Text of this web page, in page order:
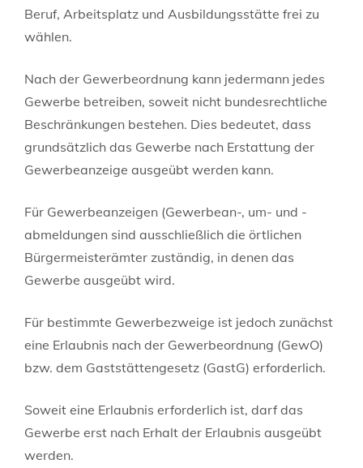
Beruf, Arbeitsplatz und Ausbildungsstätte frei zu
wählen.
Nach der Gewerbeordnung kann jedermann jedes
Gewerbe betreiben, soweit nicht bundesrechtliche
Beschränkungen bestehen. Dies bedeutet, dass
grundsätzlich das Gewerbe nach Erstattung der
Gewerbeanzeige ausgeübt werden kann.
Für Gewerbeanzeigen (Gewerbean-, um- und -
abmeldungen sind ausschließlich die örtlichen
Bürgermeisterämter zuständig, in denen das
Gewerbe ausgeübt wird.
Für bestimmte Gewerbezweige ist jedoch zunächst
eine Erlaubnis nach der Gewerbeordnung (GewO)
bzw. dem Gaststättengesetz (GastG) erforderlich.
Soweit eine Erlaubnis erforderlich ist, darf das
Gewerbe erst nach Erhalt der Erlaubnis ausgeübt
werden.